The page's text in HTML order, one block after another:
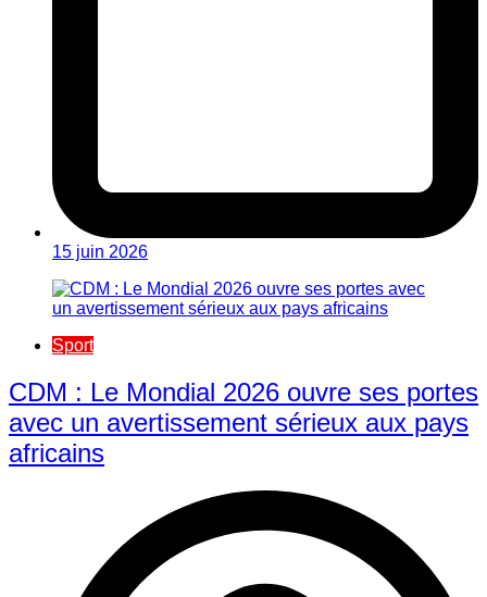
15 juin 2026
Sport
CDM : Le Mondial 2026 ouvre ses portes
avec un avertissement sérieux aux pays
africains